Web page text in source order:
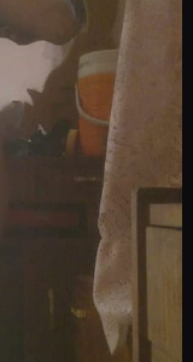
Image
ينيك زوجته